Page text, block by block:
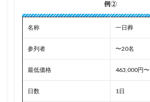
例②
名称 一日葬
参列者 〜20名
最低価格 463,000円〜
日数 1日